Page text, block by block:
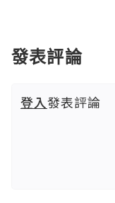
發表評論
登入發表評論